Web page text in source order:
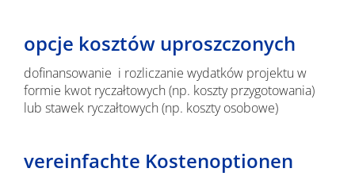
opcje kosztów uproszczonych
dofinansowanie i rozliczanie wydatków projektu w
formie kwot ryczałtowych (np. koszty przygotowania)
lub stawek ryczałtowych (np. koszty osobowe)
vereinfachte Kostenoptionen